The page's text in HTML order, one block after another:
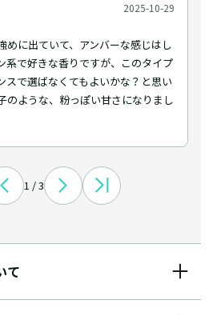
2025-10-29
めに出ていて、アンバーな感じはし
系で好きな香りですが、このタイプ
スで選ばなくてもよいかな？と思い
のような、粉っぽい甘さになりまし
1 / 3
て